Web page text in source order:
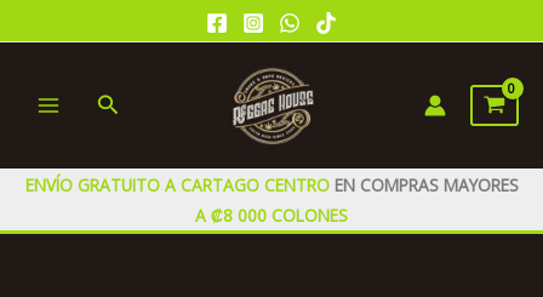
al
MENU
Buscar
ENVÍO GRATUITO A CARTAGO CENTRO EN COMPRAS MAYORES
A ₡8 000 COLONES